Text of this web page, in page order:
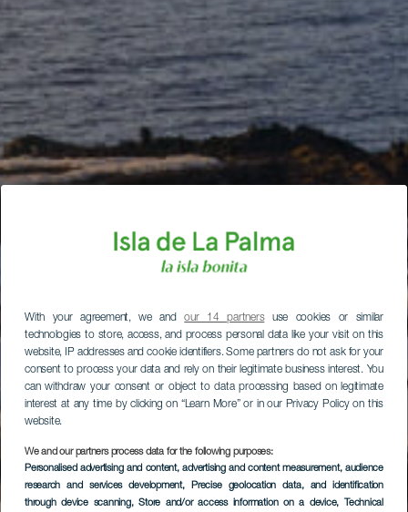
With your agreement, we andour 14 partnersuse cookies or similar
technologies to store, access, and process personal data like your visit on this
website, IP addresses and cookie identifiers. Some partners do not ask for your
consent to process your data and rely on their legitimate business interest. You
can withdraw your consent or object to data processing based on legitimate
interest at any time by clicking on “Learn More” or in our Privacy Policy on this
website.
We and our partners process data for the following purposes:
Personalised advertising and content, advertising and content measurement, audience
research and services development, Precise geolocation data, and identification
through device scanning, Store and/or access information on a device, Technical